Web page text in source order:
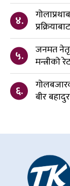
४.
५.
जनमत
मन्त्रीको
६.
बीर